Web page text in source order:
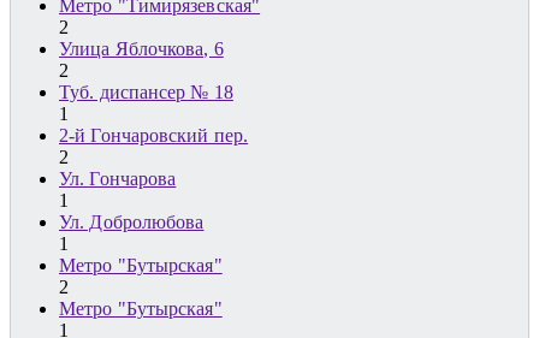
Метро "Тимирязевская"
2
Улица Яблочкова, 6
2
Туб. диспансер № 18
1
2-й Гончаровский пер.
2
Ул. Гончарова
1
Ул. Добролюбова
1
Метро "Бутырская"
2
Метро "Бутырская"
1